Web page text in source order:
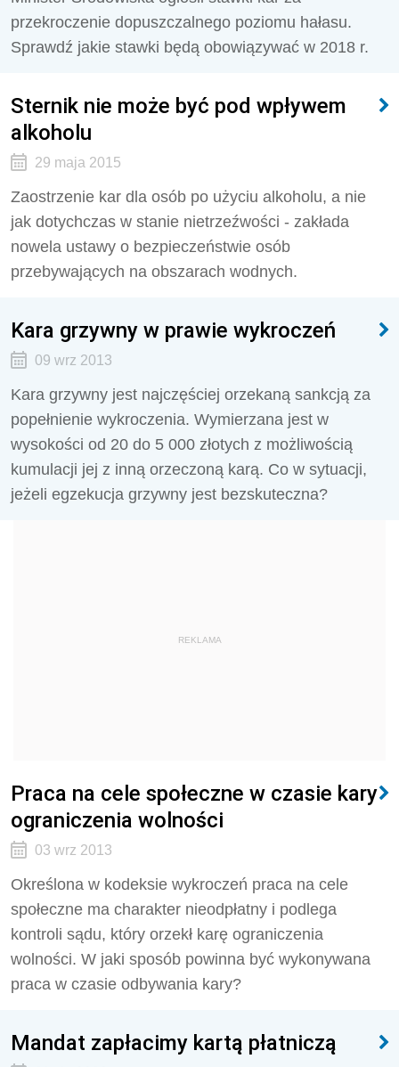
przekroczenie dopuszczalnego poziomu hałasu.
Sprawdź jakie stawki będą obowiązywać w 2018 r.
Sternik nie może być pod wpływem
alkoholu
29 maja 2015
Zaostrzenie kar dla osób po użyciu alkoholu, a nie
jak dotychczas w stanie nietrzeźwości - zakłada
nowela ustawy o bezpieczeństwie osób
przebywających na obszarach wodnych.
Kara grzywny w prawie wykroczeń
09 wrz 2013
Kara grzywny jest najczęściej orzekaną sankcją za
popełnienie wykroczenia. Wymierzana jest w
wysokości od 20 do 5 000 złotych z możliwością
kumulacji jej z inną orzeczoną karą. Co w sytuacji,
jeżeli egzekucja grzywny jest bezskuteczna?
REKLAMA
Praca na cele społeczne w czasie kary
ograniczenia wolności
03 wrz 2013
Określona w kodeksie wykroczeń praca na cele
społeczne ma charakter nieodpłatny i podlega
kontroli sądu, który orzekł karę ograniczenia
wolności. W jaki sposób powinna być wykonywana
praca w czasie odbywania kary?
Mandat zapłacimy kartą płatniczą